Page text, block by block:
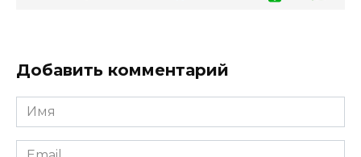
Добавить комментарий
Имя
Email